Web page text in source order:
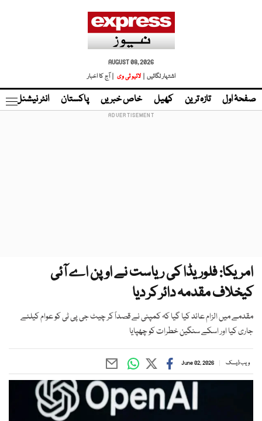
AUGUST 08, 2026
اشتہار لگائیں |
لائیو ٹی وی | آج کا اخبار
صفحۂ اول تازہ ترین کھیل خاص خبریں پاکستان انٹر نیشنل
امریکا: فلوریڈا کی ریاست نے اوپن اے آئی
کیخلاف مقدمہ دائر کر دیا
مقدمے میں الزام عائد کیا گیا کہ کمپنی نے قصداً کر چیٹ جی پی ٹی کو عوام کیلئے
جاری کیا اور اسکے سنگین خطرات کو چھپایا
ویب ڈیسک June 02, 2026